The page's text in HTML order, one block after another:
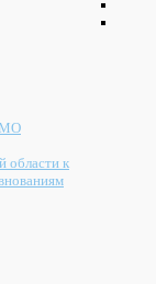
МО
области к